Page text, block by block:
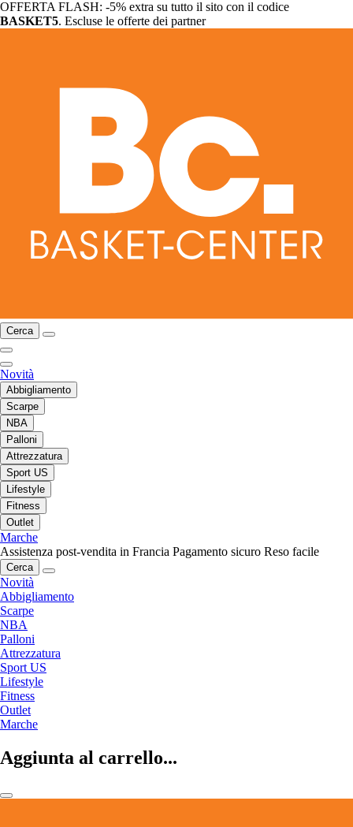
OFFERTA FLASH: -5% extra su tutto il sito con il codice
BASKET5. Escluse le offerte dei partner
Cerca
Novità
Abbigliamento
Scarpe
NBA
Palloni
Attrezzatura
Sport US
Lifestyle
Fitness
Outlet
Marche
Assistenza post-vendita in Francia Pagamento sicuro Reso facile
Cerca
Novità
Abbigliamento
Scarpe
NBA
Palloni
Attrezzatura
Sport US
Lifestyle
Fitness
Outlet
Marche
Aggiunta al carrello...